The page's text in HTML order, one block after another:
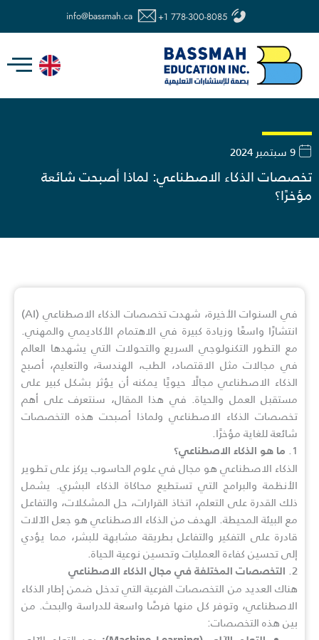
+1 778-300-8085
info@bassmah.ca
9 سبتمبر 2024
تخصصات الذكاء الاصطناعي: لماذا أصبحت شائعة
مؤخرًا؟
في السنوات الأخيرة، شهدت تخصصات الذكاء الاصطناعي (AI)
انتشارًا واسعًا وزيادة كبيرة في الاهتمام الأكاديمي والمهني.
مع التطور التكنولوجي السريع والتحولات التي يشهدها العالم
في مجالات مثل الاقتصاد، الطب، الهندسة، والتعليم، أصبح
الذكاء الاصطناعي مجالًا حيويًا يمكنه أن يؤثر بشكل كبير على
مستقبل العمل والحياة. في هذا المقال، سنتعرف على أهم
تخصصات الذكاء الاصطناعي ولماذا أصبحت هذه التخصصات
شائعة للغاية مؤخرًا.
1.
ما هو الذكاء الاصطناعي؟
الذكاء الاصطناعي هو مجال في علوم الحاسوب يركز على تطوير
الأنظمة والبرامج التي تستطيع محاكاة الذكاء البشري. يشمل
ذلك القدرة على التعلم، اتخاذ القرارات، حل المشكلات، والتفاعل
مع البيئة المحيطة. الهدف من الذكاء الاصطناعي هو جعل الآلات
قادرة على التفكير والتفاعل بطريقة مشابهة للبشر، مما يؤدي
إلى تحسين كفاءة العمليات وتحسين نوعية الحياة.
2.
التخصصات المختلفة في مجال الذكاء الاصطناعي
هناك العديد من التخصصات الفرعية التي تدخل ضمن إطار الذكاء
الاصطناعي، وتوفر كل منها فرصًا واسعة للدراسة والبحث. من
بين هذه التخصصات: